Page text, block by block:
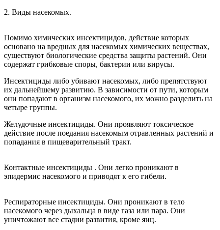
2. Виды насекомых.
Помимо химических инсектицидов, действие которых
основано на вредных для насекомых химических веществах,
существуют биологические средства защиты растений. Они
содержат грибковые споры, бактерии или вирусы.
Инсектициды либо убивают насекомых, либо препятствуют
их дальнейшему развитию. В зависимости от пути, которым
они попадают в организм насекомого, их можно разделить на
четыре группы.
Желудочные инсектициды. Они проявляют токсическое
действие после поедания насекомым отравленных растений и
попадания в пищеварительный тракт.
Контактные инсектициды . Они легко проникают в
эпидермис насекомого и приводят к его гибели.
Респираторные инсектициды. Они проникают в тело
насекомого через дыхальца в виде газа или пара. Они
уничтожают все стадии развития, кроме яиц.